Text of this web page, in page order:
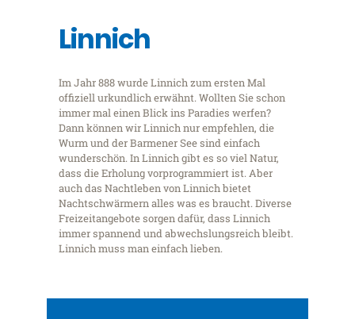
Linnich
Im Jahr 888 wurde Linnich zum ersten Mal
offiziell urkundlich erwähnt. Wollten Sie schon
immer mal einen Blick ins Paradies werfen?
Dann können wir Linnich nur empfehlen, die
Wurm und der Barmener See sind einfach
wunderschön. In Linnich gibt es so viel Natur,
dass die Erholung vorprogrammiert ist. Aber
auch das Nachtleben von Linnich bietet
Nachtschwärmern alles was es braucht. Diverse
Freizeitangebote sorgen dafür, dass Linnich
immer spannend und abwechslungsreich bleibt.
Linnich muss man einfach lieben.